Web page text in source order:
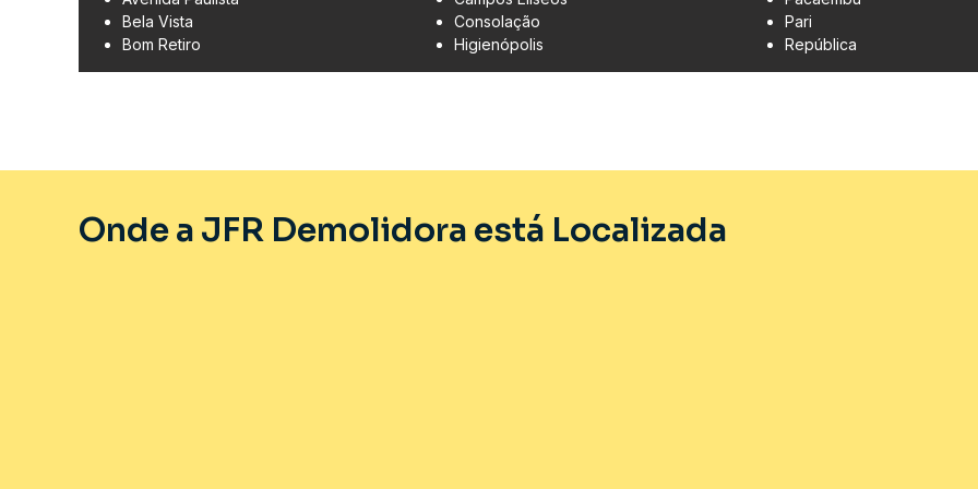
Bela Vista
Bom Retiro
Consolação
Higienópolis
Pari
República
Onde a JFR Demolidora está Localizada